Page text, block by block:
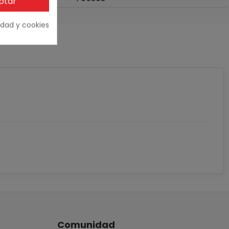
Comunidad
y cookies